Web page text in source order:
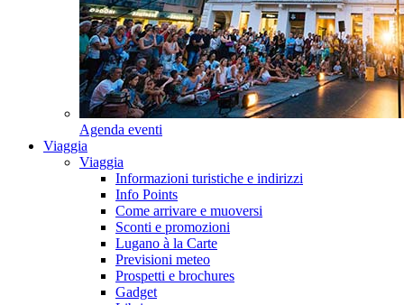
Agenda eventi
Viaggia
Viaggia
Informazioni turistiche e indirizzi
Info Points
Come arrivare e muoversi
Sconti e promozioni
Lugano à la Carte
Previsioni meteo
Prospetti e brochures
Gadget